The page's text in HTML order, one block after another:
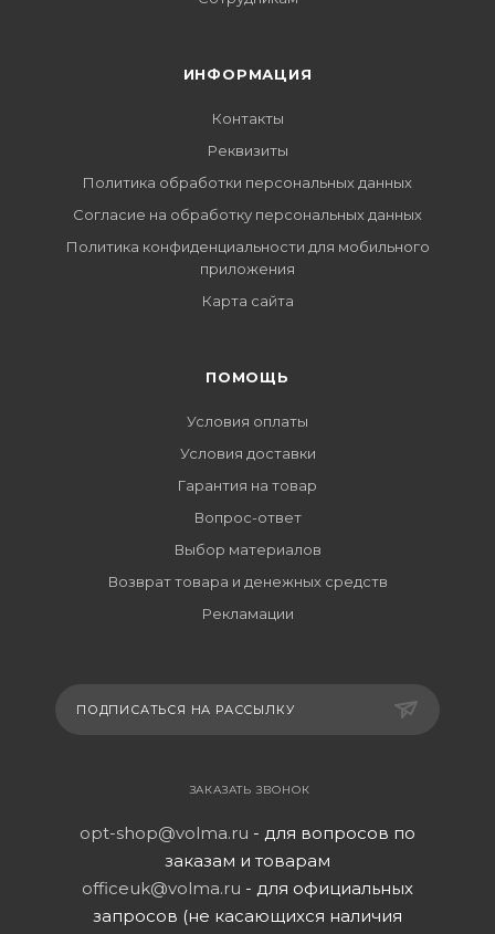
ИНФОРМАЦИЯ
Контакты
Реквизиты
Политика обработки персональных данных
Согласие на обработку персональных данных
Политика конфиденциальности для мобильного
приложения
Карта сайта
ПОМОЩЬ
Условия оплаты
Условия доставки
Гарантия на товар
Вопрос-ответ
Выбор материалов
Возврат товара и денежных средств
Рекламации
ПОДПИСАТЬСЯ НА РАССЫЛКУ
ЗАКАЗАТЬ ЗВОНОК
opt-shop@volma.ru - для вопросов по
заказам и товарам
officeuk@volma.ru - для официальных
запросов (не касающихся наличия